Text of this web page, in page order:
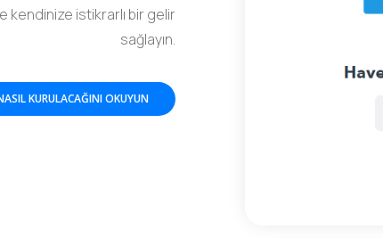
kendinize istikrarlı bir gelir
sağlayın.
KURULACAĞINI OKUYUN